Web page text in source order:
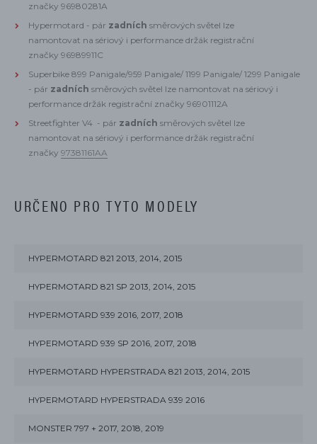
značky 96980281A
Hypermotard - pár zadních směrových světel lze
namontovat na sériový i performance držák registrační
značky 96989911C
Superbike 899 Panigale/959 Panigale/ 1199 Panigale/ 1299 Panigale
- pár zadních směrových světel lze namontovat na sériový i
performance držák registrační značky 96901112A
Streetfighter V4 - pár zadních směrových světel lze
namontovat na sériový i performance držák registrační
značky 97381161AA
URČENO PRO TYTO MODELY
HYPERMOTARD 821 2013, 2014, 2015
HYPERMOTARD 821 SP 2013, 2014, 2015
HYPERMOTARD 939 2016, 2017, 2018
HYPERMOTARD 939 SP 2016, 2017, 2018
HYPERMOTARD HYPERSTRADA 821 2013, 2014, 2015
HYPERMOTARD HYPERSTRADA 939 2016
MONSTER 797 + 2017, 2018, 2019